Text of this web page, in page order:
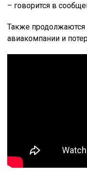
– говорится в
Также
авиакомпании и